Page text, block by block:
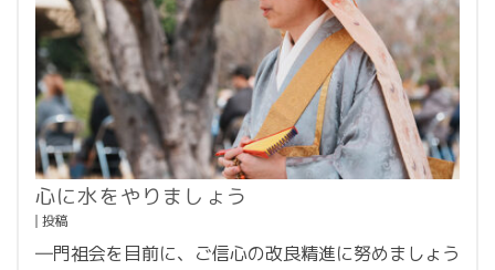
心に水をやりましょう
投稿
―門祖会を目前に、ご信心の改良精進に努めましょう